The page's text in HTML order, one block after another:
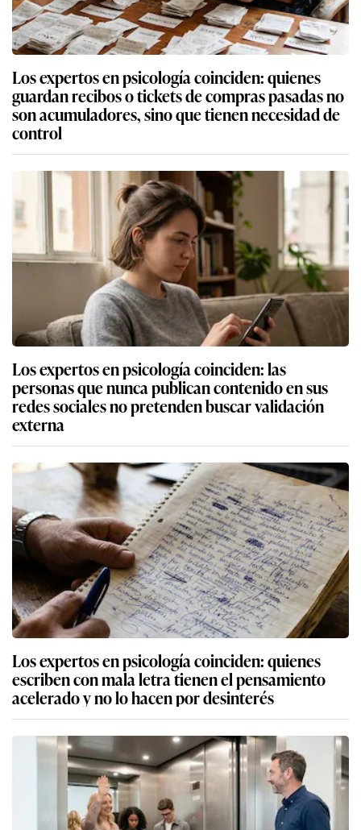
Los expertos en psicología coinciden: quienes
guardan recibos o tickets de compras pasadas no
son acumuladores, sino que tienen necesidad de
control
Los expertos en psicología coinciden: las
personas que nunca publican contenido en sus
redes sociales no pretenden buscar validación
externa
Los expertos en psicología coinciden: quienes
escriben con mala letra tienen el pensamiento
acelerado y no lo hacen por desinterés